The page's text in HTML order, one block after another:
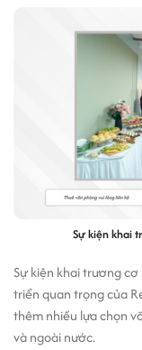
Sự kiện khai
Sự kiện khai trương
triển quan trọng của
thêm nhiều lựa chọn
và ngoài nước.